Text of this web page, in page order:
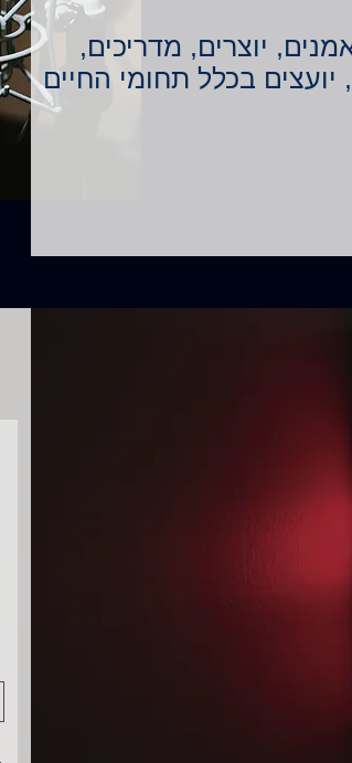
יוצרים, מדריכים,
בכלל תחומי החיים